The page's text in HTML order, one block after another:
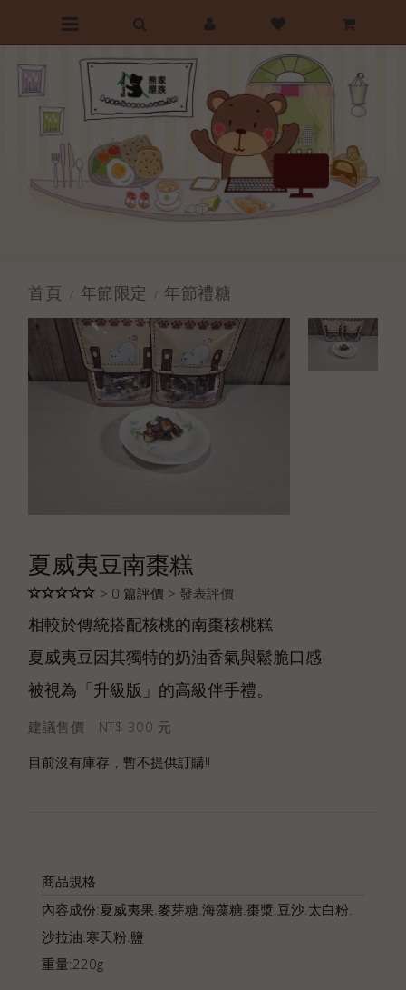
首頁 / 年節限定 /年節禮糖
夏威夷豆南棗糕
> 0 篇評價 > 發表評價
相較於傳統搭配核桃的南棗核桃糕
夏威夷豆因其獨特的奶油香氣與鬆脆口感
被視為「升級版」的高級伴手禮。
建議售價 NT$ 300 元
目前沒有庫存，暫不提供訂購!!
商品規格
內容成份:夏威夷果.麥芽糖.海藻糖.棗漿.豆沙.太白粉.
沙拉油.寒天粉.鹽
重量:220g